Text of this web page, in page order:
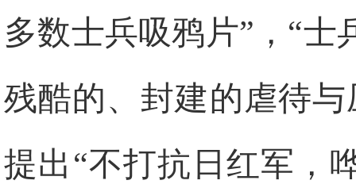
多数士兵吸鸦片”，“
残酷的、封建的虐待
提出“不打抗日红军，